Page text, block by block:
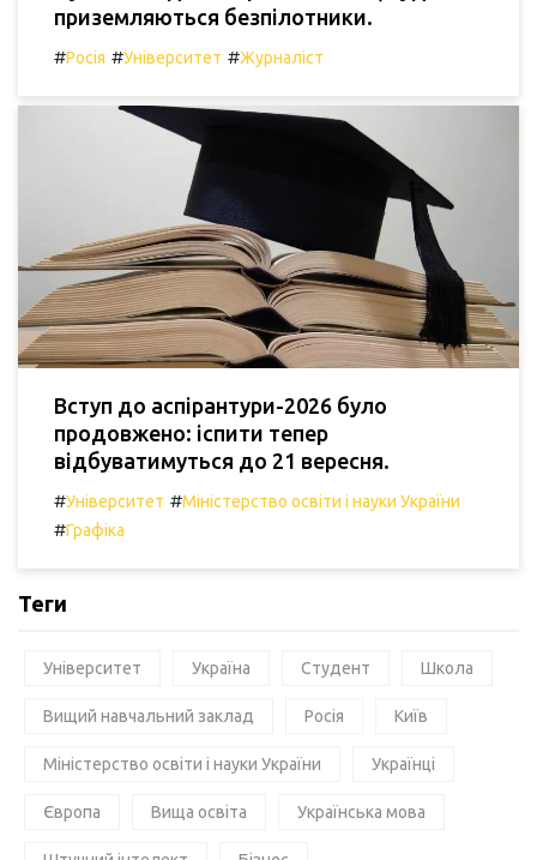
приземляються безпілотники.
#Росія #Університет #Журналіст
Вступ до аспірантури-2026 було
продовжено: іспити тепер
відбуватимуться до 21 вересня.
#Університет #Міністерство освіти і науки України
#Графіка
Теги
Університет Україна Студент Школа
Вищий навчальний заклад Росія Київ
Міністерство освіти і науки України Українці
Європа Вища освіта Українська мова